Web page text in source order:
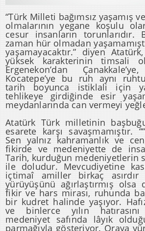
“Türk Milleti bağımsız yaşamış
olmalarının yegane koşulu
cesur insanların
zaman hür olmadan
yaşamayacaktır.” diyen
yüksek karakterinin timsali
Ergenekon’dan
Kocatepe’ye bu ruh aynı
tarih boyunca istiklali için
tehlikeye girdiğinde esir
meydanlarında can vermeyi
Atatürk Türk milletinin
esarete karşı savaşmamıştır.
Sen yalnız kahramanlık ve
fikirde ve medeniyette de
Tarih, kurduğun medeniyetlerin
ile doludur. Mevcudiyetine
içtimaî amiller birkaç asırdır
yürüyüşünü ağırlaştırmış olsa
fikir ve hars mirası, ruhunda
bir kudret halinde yaşıyor.
ve binlerce yılın
medeniyet safında lâyık
parmağıyla gösteriyor. Oraya